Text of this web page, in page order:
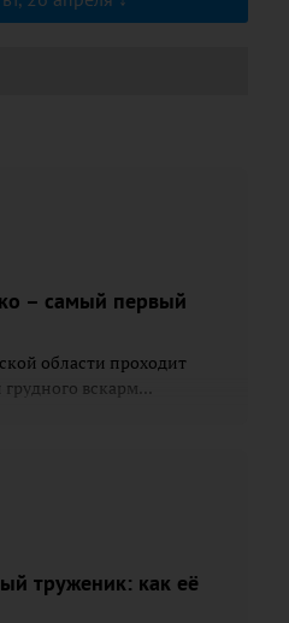
– самый первый
области проходит
вскарм...
труженик: как её